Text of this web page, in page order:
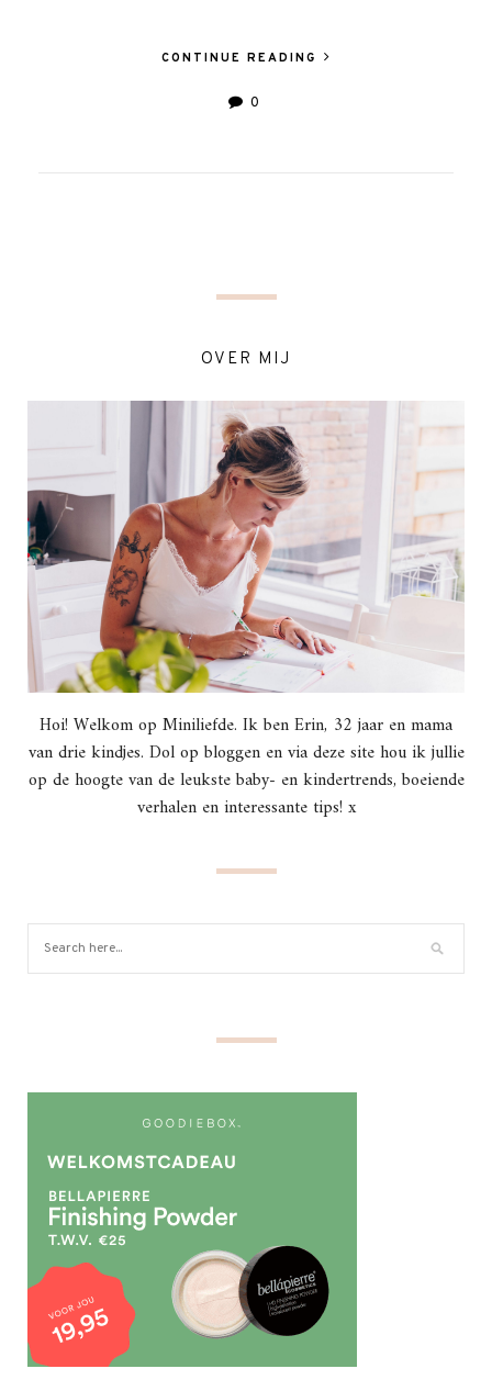
CONTINUE READING
0
OVER MIJ
Hoi! Welkom op Miniliefde. Ik ben Erin, 32 jaar en mama
van drie kindjes. Dol op bloggen en via deze site hou ik jullie
op de hoogte van de leukste baby- en kindertrends, boeiende
verhalen en interessante tips! x